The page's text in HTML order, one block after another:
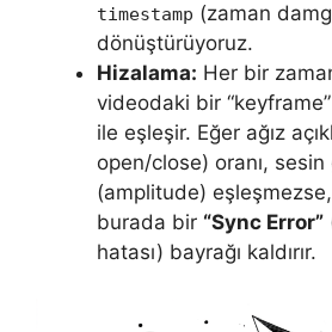
timestamp (zaman
dönüştürüyoruz.
Hizalama: Her bir
videodaki bir
ile eşleşir. Eğer ağız
open/close) oranı, sesin
(amplitude)
burada bir “Sync Error”
hatası) bayrağı kaldırır.